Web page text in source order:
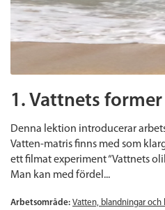
1. Vattnets former
Denna lektion introducerar
Vatten-matris finns med som
ett filmat experiment “Vattnets
Man kan med fördel...
Arbetsområde: Vatten, blandningar och